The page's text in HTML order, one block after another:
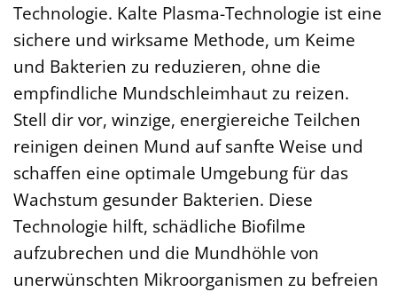
Technologie. Kalte Plasma-Technologie ist eine
sichere und wirksame Methode, um Keime
und Bakterien zu reduzieren, ohne die
empfindliche Mundschleimhaut zu reizen.
Stell dir vor, winzige, energiereiche Teilchen
reinigen deinen Mund auf sanfte Weise und
schaffen eine optimale Umgebung für das
Wachstum gesunder Bakterien. Diese
Technologie hilft, schädliche Biofilme
aufzubrechen und die Mundhöhle von
unerwünschten Mikroorganismen zu befreien